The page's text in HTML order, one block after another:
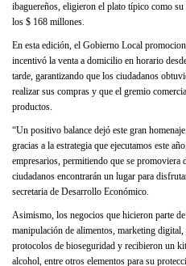
ibaguereños, eligieron el plato típico como
los $ 168 millones.
En esta edición, el Gobierno Local
incentivó la venta a domicilio en horario
tarde, garantizando que los ciudadanos
realizar sus compras y que el gremio
productos.
“Un positivo balance dejó este gran
gracias a la estrategia que ejecutamos este
empresarios, permitiendo que se promoviera
ciudadanos encontrarán un lugar para
secretaria de Desarrollo Económico.
Asimismo, los negocios que hicieron parte
manipulación de alimentos, marketing
protocolos de bioseguridad y recibieron un
alcohol, entre otros elementos para su